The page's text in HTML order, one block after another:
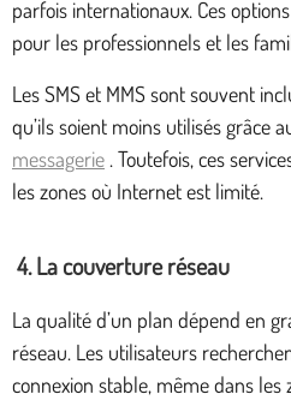
parfois internationaux. Ces
pour les professionnels et les
Les SMS et MMS sont souvent
qu’ils soient moins utilisés grâce
messagerie . Toutefois, ces
les zones où Internet est limité.
4. La couverture réseau
La qualité d’un plan dépend en
réseau. Les utilisateurs
connexion stable, même dans les